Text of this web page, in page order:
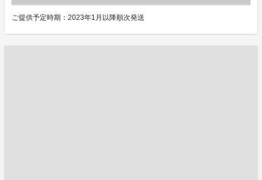
ご提供予定時期：2023年1月以降順次発送